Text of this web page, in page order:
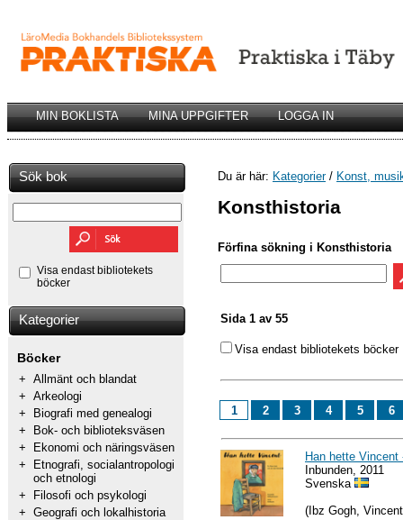
MIN BOKLISTA MINA UPPGIFTER LOGGA IN
Sök bok
Visa endast bibliotekets
böcker
Kategorier
Böcker
+ Allmänt och blandat
+ Arkeologi
+
Biografi med genealogi
+
Bok- och biblioteksväsen
+
Ekonomi och näringsväsen
+
Etnografi, socialantropologi
och etnologi
+
Filosofi och psykologi
+ Geografi och lokalhistoria
Du är här: Kategorier/ Konst,
Konsthistoria
Förfina sökning i Konsthistoria
Sida 1 av 55
Visa endast bibliotekets böcker
1 2 3 4 5 6
Han hette
Inbunden, 2011
Svenska
(Ibz Gogh,